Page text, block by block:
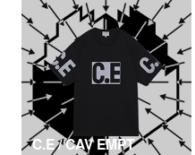
C.E / CAV EMPT